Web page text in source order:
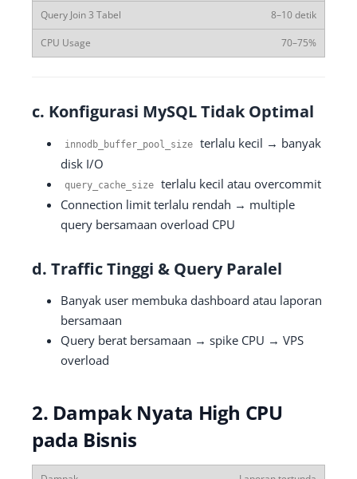
8–10 detik
70–75%
c. Konfigurasi MySQL Tidak Optimal
innodb_buffer_pool_size
terlalu kecil → banyak
disk I/O
query_cache_size
terlalu kecil atau overcommit
Connection limit terlalu rendah → multiple
query bersamaan overload CPU
d. Traffic Tinggi & Query Paralel
Banyak user membuka dashboard atau laporan
bersamaan
Query berat bersamaan → spike CPU → VPS
overload
2. Dampak Nyata High CPU
pada Bisnis